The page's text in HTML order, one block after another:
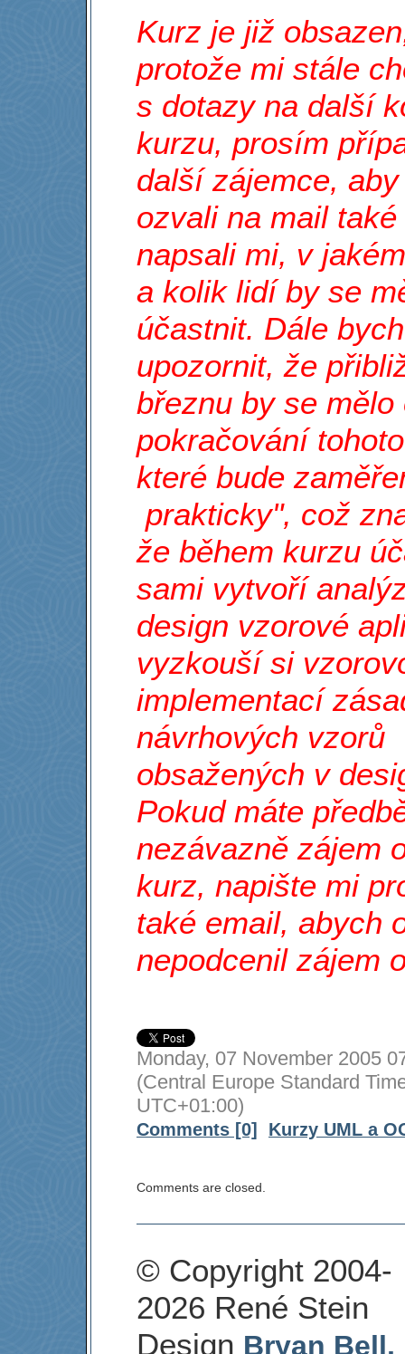
Kurz je již
protože mi stále
s dotazy na další
kurzu, prosím
další zájemce,
ozvali na mail také
napsali mi, v
a kolik lidí by se
účastnit. Dále
upozornit, že
březnu by se mělo
pokračování
které bude
prakticky", což
že během kurzu
sami vytvoří
design vzorové
vyzkouší si
implementací
návrhových vzorů
obsažených v
Pokud máte
nezávazně zájem
kurz, napište mi
také email, abych
nepodcenil zájem
Monday, 07 November 2005
(Central Europe Standard
UTC+01:00)
Comments [0] Kurzy UML a
Comments are closed.
© Copyright 2004-
2026 René Stein
Design Bryan Bell,